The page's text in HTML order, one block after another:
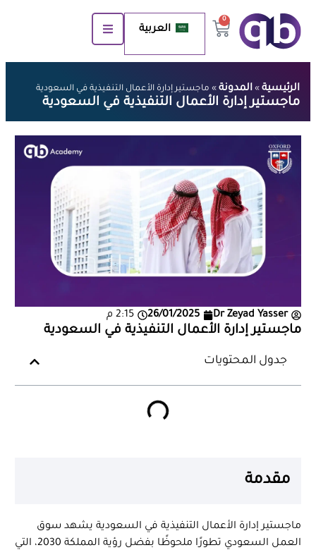
0
العربية
الرئيسية » المدونة » ماجستير إدارة الأعمال التنفيذية في السعودية
ماجستير إدارة الأعمال التنفيذية في السعودية
Dr Zeyad Yasser
26/01/2025 2:15 م
ماجستير إدارة الأعمال التنفيذية في السعودية
جدول المحتويات
مقدمة
ماجستير إدارة الأعمال التنفيذية في السعودية يشهد سوق
العمل السعودي تطورًا ملحوظًا بفضل رؤية المملكة 2030، التي